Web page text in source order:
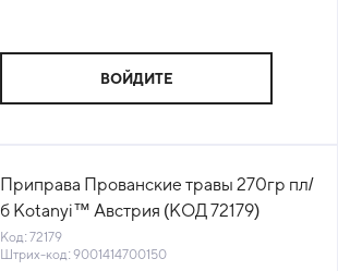
ВОЙДИТЕ
Приправа Прованские травы 270гр пл/
б Kotanyi™ Австрия (КОД 72179)
(+18°С)
Код: 72179
Штрих-код: 9001414700150